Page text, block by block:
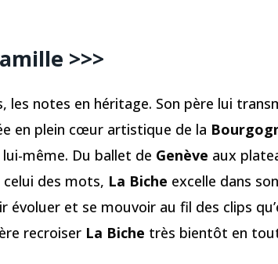
>>>
les notes en héritage. Son père lui
en plein cœur artistique de la
même. Du ballet de Genève aux
des mots, La Biche excelle dans
évoluer et se mouvoir au fil des clips
recroiser La Biche très bientôt en